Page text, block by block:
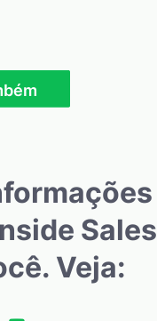
Sales
Veja: